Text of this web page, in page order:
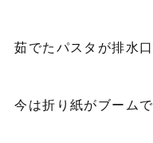
茹でたパスタが排水
今は折り紙がブームで